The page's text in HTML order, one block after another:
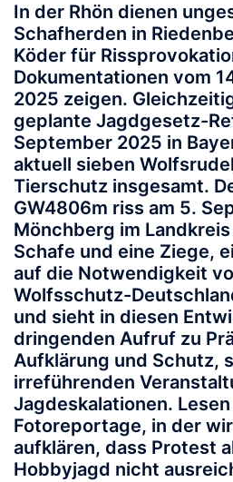
In der Rhön dienen
Schafherden in
Köder für
Dokumentationen vom
2025 zeigen.
geplante Jagdgesetz-
September 2025 in
aktuell sieben
Tierschutz insgesamt.
GW4806m riss am 5.
Mönchberg im
Schafe und eine Ziege,
auf die Notwendigkeit
Wolfsschutz-
und sieht in diesen
dringenden Aufruf zu
Aufklärung und Schutz,
irreführenden
Jagdeskalationen.
Fotoreportage, in der
aufklären, dass Protest
Hobbyjagd nicht